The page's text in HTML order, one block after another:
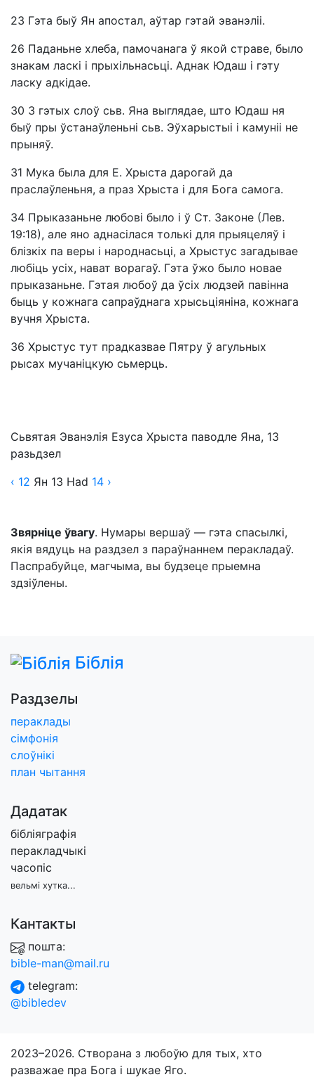
23 Гэта быў Ян апостал, аўтар гэтай эванэліі.
26 Паданьне хлеба, памочанага ў якой страве, было
знакам ласкі і прыхільнасьці. Аднак Юдаш і гэту
ласку адкідае.
30 З гэтых слоў сьв. Яна выглядае, што Юдаш ня
быў пры ўстанаўленьні сьв. Эўхарыстыі і камуніі не
прыняў.
31 Мука была для Е. Хрыста дарогай да
праслаўленьня, а праз Хрыста і для Бога самога.
34 Прыказаньне любові было і ў Ст. Законе (Лев.
19:18), але яно аднасілася толькі для прыяцеляў і
блізкіх па веры і народнасьці, а Хрыстус загадывае
любіць усіх, нават ворагаў. Гэта ўжо было новае
прыказаньне. Гэтая любоў да ўсіх людзей павінна
быць у кожнага сапраўднага хрысьціяніна, кожнага
вучня Хрыста.
36 Хрыстус тут прадказвае Пятру ў агульных
рысах мучаніцкую сьмерць.
Сьвятая Эванэлія Езуса Хрыста паводле Яна, 13
разьдзел
‹ 12 Ян 13 Had 14 ›
Звярніце ўвагу. Нумары вершаў — гэта спасылкі,
якія вядуць на раздзел з параўнаннем перакладаў.
Паспрабуйце, магчыма, вы будзеце прыемна
здзіўлены.
Біблія
Раздзелы
пераклады
сімфонія
слоўнікі
план чытання
Дадатак
бібліяграфія
перакладчыкі
часопіс
вельмі хутка...
Кантакты
пошта:
bible-man@mail.ru
telegram:
@bibledev
2023–2026. Створана з любоўю для тых, хто
разважае пра Бога і шукае Яго.